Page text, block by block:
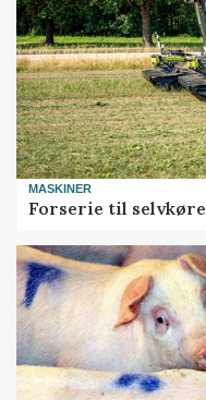
MASKINER
Forserie til